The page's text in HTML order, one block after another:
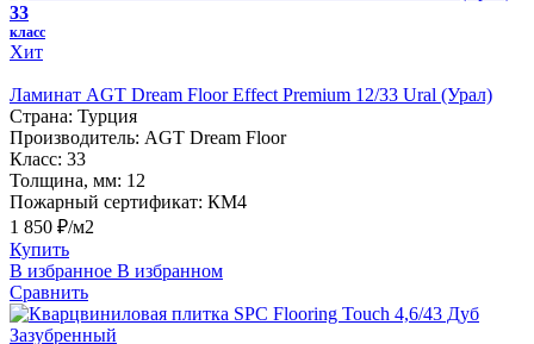
33
класс
Хит
Ламинат AGT Dream Floor Effect Premium 12/33 Ural (Урал)
Страна: Турция
Производитель: AGT Dream Floor
Класс: 33
Толщина, мм: 12
Пожарный сертификат: КМ4
1 850 ₽/м2
Купить
В избранное В избранном
Сравнить